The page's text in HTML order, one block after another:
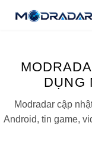
DỤNG
Modradar cập
Android, tin game,